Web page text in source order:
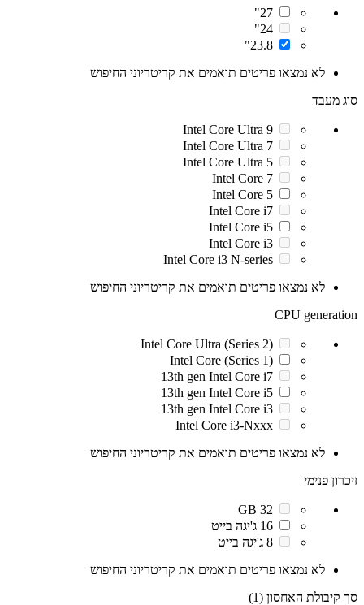
27"
24"
23.8"
לא נמצאו פריטים תואמים את קריטריוני החיפוש
סוג מעבד
Intel Core Ultra 9
Intel Core Ultra 7
Intel Core Ultra 5
Intel Core 7
Intel Core 5
Intel Core i7
Intel Core i5
Intel Core i3
Intel Core i3 N-series
לא נמצאו פריטים תואמים את קריטריוני החיפוש
CPU generation
Intel Core Ultra (Series 2)
Intel Core (Series 1)
13th gen Intel Core i7
13th gen Intel Core i5
13th gen Intel Core i3
Intel Core i3-Nxxx
לא נמצאו פריטים תואמים את קריטריוני החיפוש
זיכרון פנימי
32 GB
16 ג'יגה בייט
8 ג'יגה בייט
לא נמצאו פריטים תואמים את קריטריוני החיפוש
סך קיבולת האחסון (1)